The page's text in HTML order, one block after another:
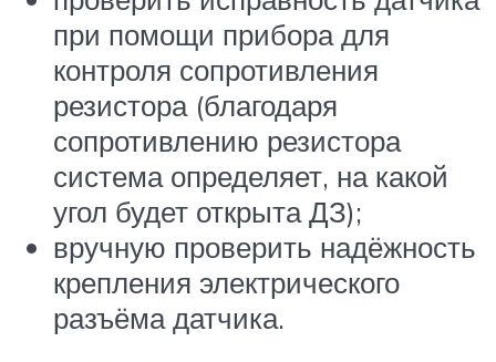
при помощи прибора для
контроля сопротивления
резистора (благодаря
сопротивлению резистора
система определяет, на какой
угол будет открыта ДЗ);
вручную проверить надёжность
крепления электрического
разъёма датчика.